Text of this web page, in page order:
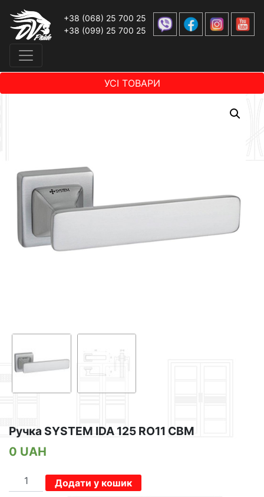
+38 (068) 25 700 25
+38 (099) 25 700 25
УСІ ТОВАРИ
Ручка SYSTEM IDA 125 RO11 CBM
0 UAH
Ручка
SYSTEM
Додати у кошик